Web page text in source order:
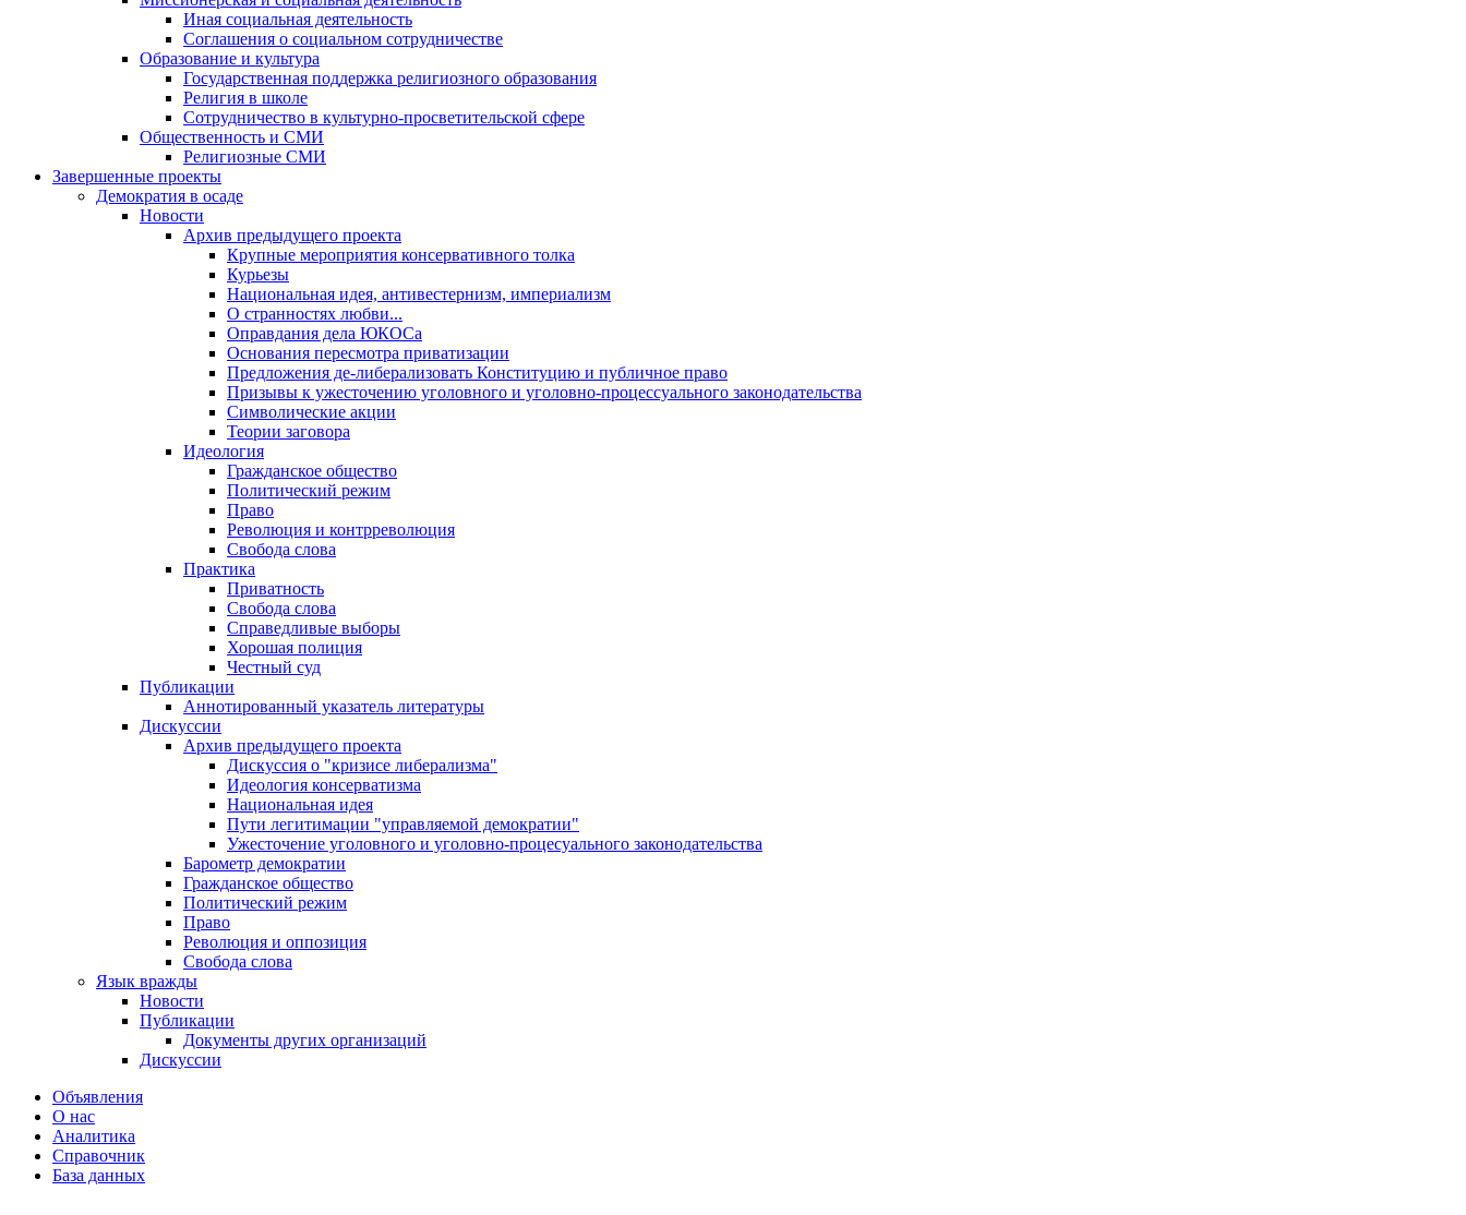
Иная социальная деятельность
Соглашения о социальном сотрудничестве
Образование и культура
Государственная поддержка религиозного образования
Религия в школе
Сотрудничество в культурно-просветительской сфере
Общественность и СМИ
Религиозные СМИ
Завершенные проекты
Демократия в осаде
Новости
Архив предыдущего проекта
Крупные мероприятия консервативного толка
Курьезы
Национальная идея, антивестернизм, империализм
О странностях любви...
Оправдания дела ЮКОСа
Основания пересмотра приватизации
Предложения де-либерализовать Конституцию и публичное право
Призывы к ужесточению уголовного и уголовно-процессуального законодательства
Символические акции
Теории заговора
Идеология
Гражданское общество
Политический режим
Право
Революция и контрреволюция
Свобода слова
Практика
Приватность
Свобода слова
Справедливые выборы
Хорошая полиция
Честный суд
Публикации
Аннотированный указатель литературы
Дискуссии
Архив предыдущего проекта
Дискуссия о "кризисе либерализма"
Идеология консерватизма
Национальная идея
Пути легитимации "управляемой демократии"
Ужесточение уголовного и уголовно-процесуального законодательства
Барометр демократии
Гражданское общество
Политический режим
Право
Революция и оппозиция
Свобода слова
Язык вражды
Новости
Публикации
Документы других организаций
Дискуссии
Объявления
О нас
Аналитика
Справочник
База данных